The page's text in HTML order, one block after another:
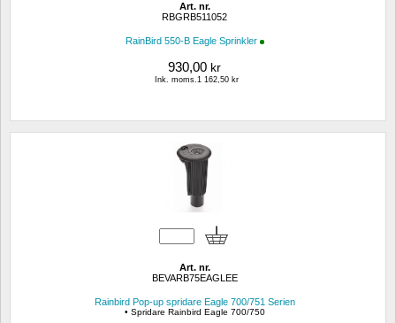
Art. nr.
RBGRB511052
RainBird 550-B Eagle Sprinkler
930,00 kr
Ink. moms.1 162,50 kr
Art. nr.
BEVARB75EAGLEE
Rainbird Pop-up spridare Eagle 700/751 Serien
• Spridare Rainbird Eagle 700/750